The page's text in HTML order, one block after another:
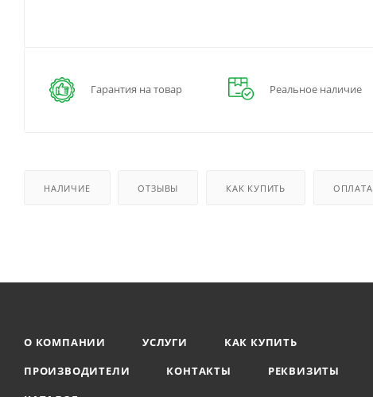
Гарантия на товар Реальное наличие
НАЛИЧИЕ ОТЗЫВЫ КАК КУПИТЬ ОПЛАТА
О КОМПАНИИ УСЛУГИ
КАК КУПИТЬ
ПРОИЗВОДИТЕЛИ
КОНТАКТЫ
РЕКВИЗИТЫ